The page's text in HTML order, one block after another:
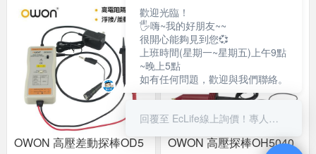
OWON 高壓差動探棒OD5
OWON 高壓探棒OH5040
歡迎光臨！
🖐嗨~我的好朋友~~
很開心能夠見到您💞
上班時間(星期一~星期五)上午9點
~晚上5點
如有任何問題，歡迎與我們聯絡。
回覆至 EcLife線上詢價！專人服務